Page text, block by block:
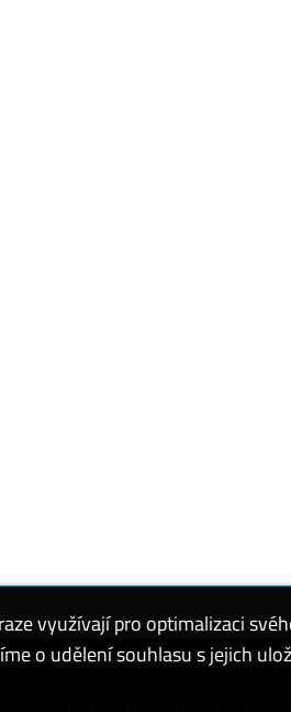
využívají pro optimalizaci
o udělení souhlasu s jejich